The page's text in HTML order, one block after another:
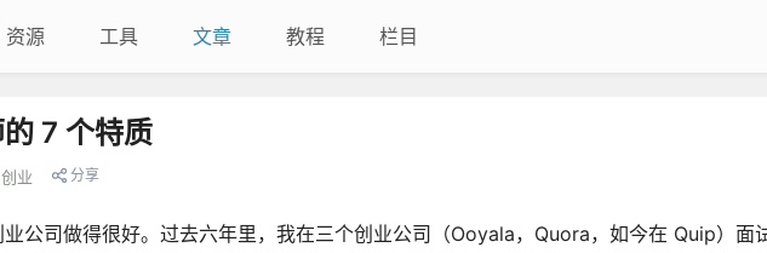
资源 工具 文章 教程 栏目
7 个特质
创业 分享
公司做得很好。过去六年里，我在三个创业公司（Ooyala，Quora，如今在 Quip）面